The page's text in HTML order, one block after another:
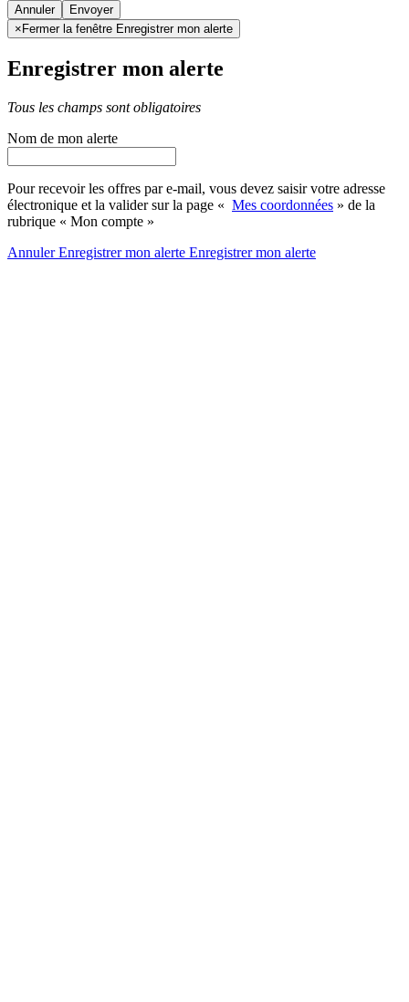
Annuler
× Fermer la fenêtre Enregistrer mon alerte
Enregistrer mon alerte
Tous les champs sont obligatoires
Nom de mon alerte
Pour recevoir les offres par e-mail, vous devez saisir votre adresse
électronique et la valider sur la page « Mes coordonnées » de la
rubrique « Mon compte »
AnnulerEnregistrer mon alerte Enregistrermon alerte